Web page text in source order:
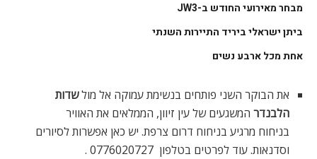
מבחר מאירועי החודש ב-JW3
ביתן ישראלי ביריד התיירות השנתי
אחת מכל ארבע נשים
את הבוקר השני פותחים בנשימת עמוקה אל מולשדות
הלבנדר המשגעים של עין זיוון, הממלאים את האוויר
בניחוח מרגיע בניחוח דרום צרפת. יש כאן אפשרות לסיורים
וסדנאות. עוד לפרטים בטלפון 0776020727 .